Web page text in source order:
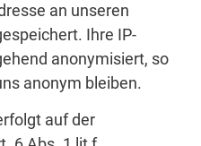
an unseren
Ihre IP-
anonymisiert, so
anonym bleiben.
auf der